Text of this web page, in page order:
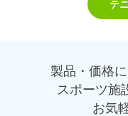
テ
製品・価格
スポーツ施
お気